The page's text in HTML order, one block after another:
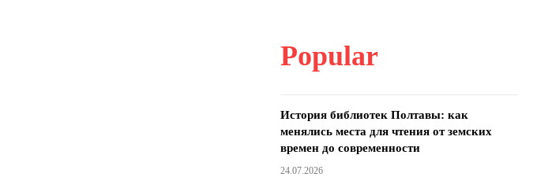
Popular
История библиотек Полтавы: как
менялись места для чтения от земских
времен до современности
24.07.2026